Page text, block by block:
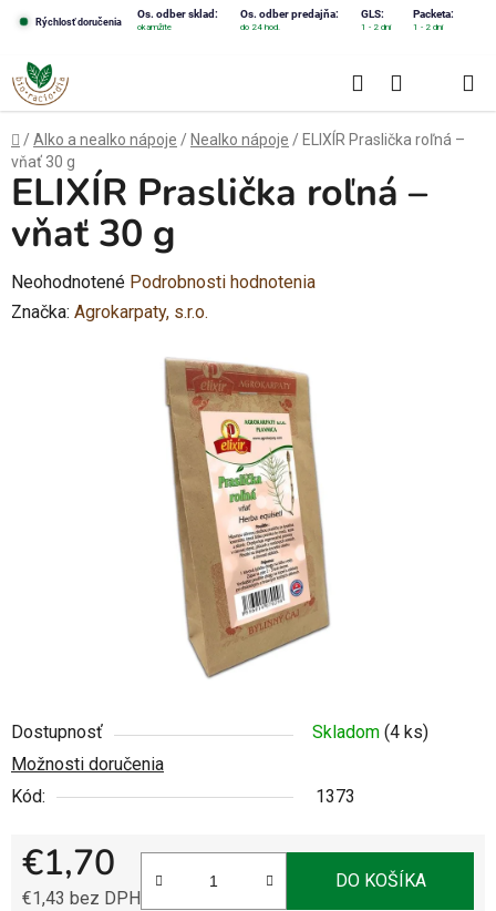
obsah
Rýchlosť doručenia
Os. odber sklad: Os. odber predajňa: GLS: Packeta:
okamžite do 24 hod. 1 - 2 dni 1 - 2 dni
Hľadať
KOŠÍK
Domov
/Alko a nealko nápoje / Nealko nápoje / ELIXÍR Praslička roľná –
vňať 30 g
Dostupnosť Skladom (4 ks)
Možnosti doručenia
Kód:
1373
€1,70
€1,43 bez DPH
DO KOŠÍKA
ELIXÍR Praslička roľná –
vňať 30 g
Priemerné
hodnotenie
Neohodnotené Podrobnosti hodnotenia
Značka: Agrokarpaty, s.r.o.